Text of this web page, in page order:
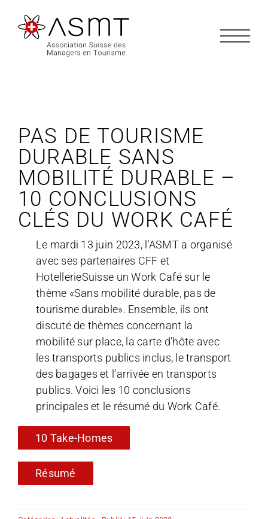
contenu
PAS DE TOURISME
DURABLE SANS
MOBILITÉ DURABLE –
10 CONCLUSIONS
CLÉS DU WORK CAFÉ
Le mardi 13 juin 2023, l’ASMT a organisé
avec ses partenaires CFF et
HotellerieSuisse un Work Café sur le
thème «Sans mobilité durable, pas de
tourisme durable». Ensemble, ils ont
discuté de thèmes concernant la
mobilité sur place, la carte d’hôte avec
les transports publics inclus, le transport
des bagages et l’arrivée en transports
publics. Voici les 10 conclusions
principales et le résumé du Work Café.
10 Take-Homes
Résumé